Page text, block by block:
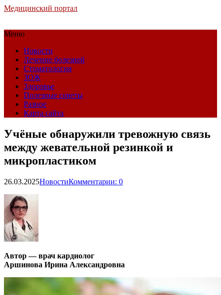
Медицинский портал
Меню
Новости
Лечение болезней
Стоматология
ЗОЖ
Здоровье
Полезные советы
Разное
Карта сайта
Учёные обнаружили тревожную связь
между жевательной резинкой и
микропластиком
26.03.2025НовостиКомментарии: 0
Автор — врач кардиолог
Аршинова Ирина Александровна